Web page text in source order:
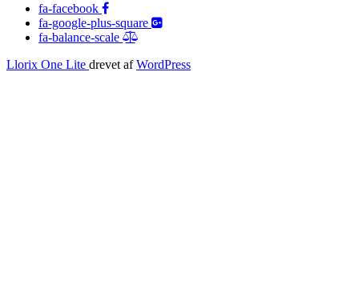
fa-facebook
fa-google-plus-square
fa-balance-scale
Llorix One Lite drevet afWordPress